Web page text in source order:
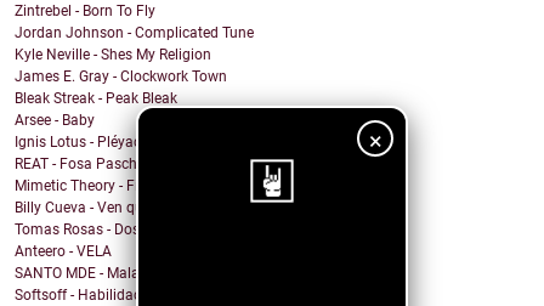
×
Zintrebel - Born To Fly
Jordan Johnson - Complicated Tune
Kyle Neville - Shes My Religion
James E. Gray - Clockwork Town
Bleak Streak - Peak Bleak
Arsee - Baby
Ignis Lotus - Pléyades
REAT - Fosa Pasch
Mimetic Theory - Fire Inside
Billy Cueva - Ven que Moriré
Tomas Rosas - Dos Latidos
Anteero - VELA
SANTO MDE - Mala Pero Fina
Softsoff - Habilidades Sociales